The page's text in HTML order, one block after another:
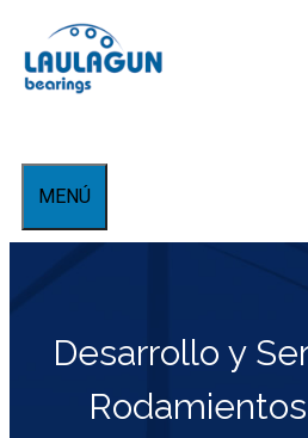
contenido
MENÚ
Desarrollo y